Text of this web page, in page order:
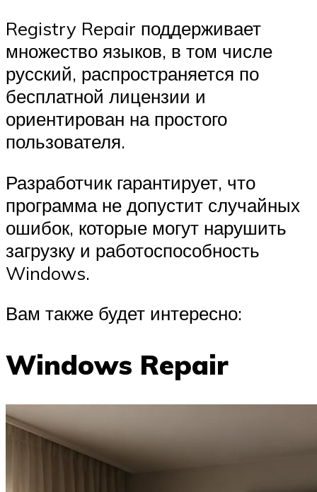
Registry Repair поддерживает
множество языков, в том числе
русский, распространяется по
бесплатной лицензии и
ориентирован на простого
пользователя.
Разработчик гарантирует, что
программа не допустит случайных
ошибок, которые могут нарушить
загрузку и работоспособность
Windows.
Вам также будет интересно:
Windows Repair